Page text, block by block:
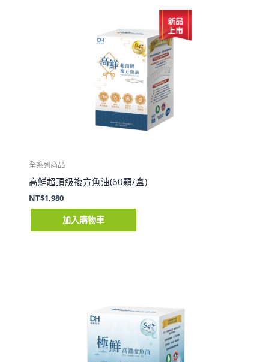
全系列商品
高鮮超頂級複方魚油(60顆/盒)
NT$1,980
加入購物車